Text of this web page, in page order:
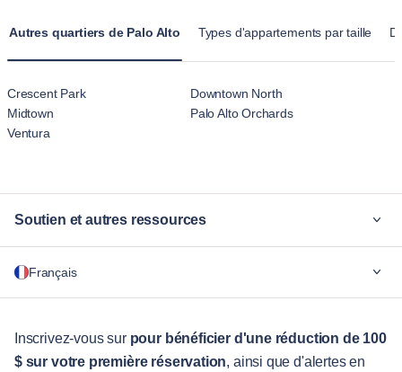
Autres quartiers de Palo Alto Types d'appartements par taille
Crescent Park
Downtown North
Midtown
Palo Alto Orchards
Ventura
Soutien et autres ressources
Pour les entreprises
Services aux visiteurs
Guides des villes
Français
English
Português
Inscrivez-vous sur pour bénéficier d'une réduction de 100
$ sur votre première réservation, ainsi que d'alertes en